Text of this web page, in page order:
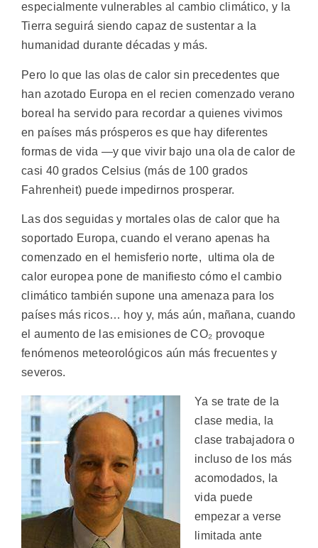
especialmente vulnerables al cambio climático, y la
Tierra seguirá siendo capaz de sustentar a la
humanidad durante décadas y más.
Pero lo que las olas de calor sin precedentes que
han azotado Europa en el recien comenzado verano
boreal ha servido para recordar a quienes vivimos
en países más prósperos es que hay diferentes
formas de vida —y que vivir bajo una ola de calor de
casi 40 grados Celsius (más de 100 grados
Fahrenheit) puede impedirnos prosperar.
Las dos seguidas y mortales olas de calor que ha
soportado Europa, cuando el verano apenas ha
comenzado en el hemisferio norte, ultima ola de
calor europea pone de manifiesto cómo el cambio
climático también supone una amenaza para los
países más ricos… hoy y, más aún, mañana, cuando
el aumento de las emisiones de CO₂ provoque
fenómenos meteorológicos aún más frecuentes y
severos.
Ya se trate de la
clase media, la
clase trabajadora o
incluso de los más
acomodados, la
vida puede
empezar a verse
limitada ante